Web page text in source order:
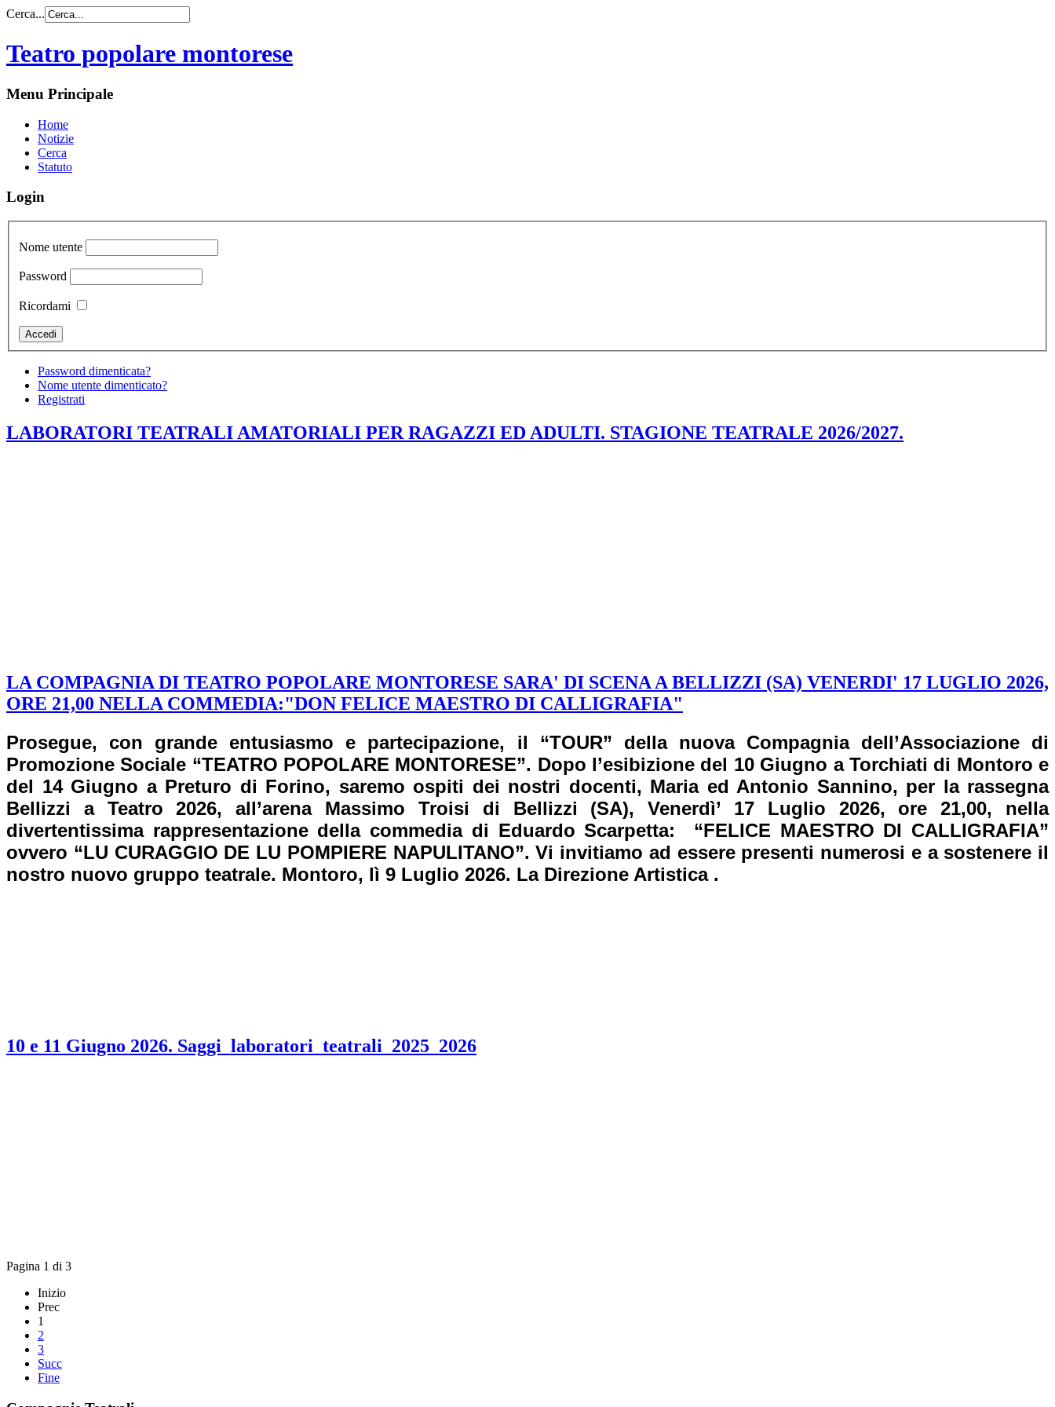
Cerca...
Teatro popolare montorese
Menu Principale
Home
Notizie
Cerca
Statuto
Login
Nome utente
Password
Ricordami
Password dimenticata?
Nome utente dimenticato?
Registrati
LABORATORI TEATRALI AMATORIALI PER RAGAZZI ED ADULTI. STAGIONE TEATRALE 2026/2027.
LA COMPAGNIA DI TEATRO POPOLARE MONTORESE SARA' DI SCENA A BELLIZZI (SA) VENERDI' 17 LUGLIO 2026,
ORE 21,00 NELLA COMMEDIA:"DON FELICE MAESTRO DI CALLIGRAFIA"
Prosegue, con grande entusiasmo e partecipazione, il “TOUR” della nuova Compagnia dell’Associazione di
Promozione Sociale “TEATRO POPOLARE MONTORESE”. Dopo l’esibizione del 10 Giugno a Torchiati di Montoro e
del 14 Giugno a Preturo di Forino, saremo ospiti dei nostri docenti, Maria ed Antonio Sannino, per la rassegna
Bellizzi a Teatro 2026, all’arena Massimo Troisi di Bellizzi (SA), Venerdì’ 17 Luglio 2026, ore 21,00, nella
divertentissima rappresentazione della commedia di Eduardo Scarpetta: “FELICE MAESTRO DI CALLIGRAFIA”
ovvero “LU CURAGGIO DE LU POMPIERE NAPULITANO”. Vi invitiamo ad essere presenti numerosi e a sostenere il
nostro nuovo gruppo teatrale. Montoro, lì 9 Luglio 2026. La Direzione Artistica .
10 e 11 Giugno 2026. Saggi_laboratori_teatrali_2025_2026
Pagina 1 di 3
Inizio
Prec
1
2
3
Succ
Fine